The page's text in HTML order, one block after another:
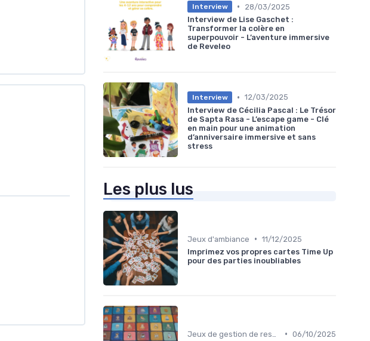
Interview •
28/03/2025
Interview de Lise Gaschet :
Transformer la colère en
superpouvoir - L’aventure immersive
de Reveleo
Interview • 12/03/2025
Interview de Cécilia Pascal : Le Trésor
de Sapta Rasa - L’escape game - Clé
en main pour une animation
d’anniversaire immersive et sans
stress
Les plus lus
Jeux d'ambiance • 11/12/2025
Imprimez vos propres cartes Time Up
pour des parties inoubliables
• 06/10/2025